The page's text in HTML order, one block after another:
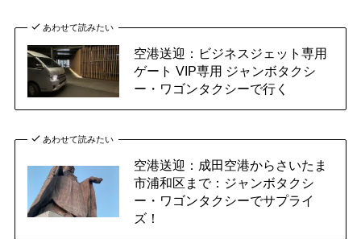
あわせて読みたい
空港送迎：ビジネスジェット専用
ゲート VIP専用 ジャンボタクシ
ー・ワゴンタクシーで行く
あわせて読みたい
空港送迎：成田空港からさいたま
市浦和区まで：ジャンボタクシ
ー・ワゴンタクシーでサプライ
ズ！